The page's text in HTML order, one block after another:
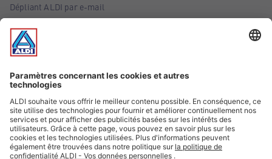
Dépliant ALDI par e-mail
Offres
Infos essentielles
Suivez ALDI Belgique